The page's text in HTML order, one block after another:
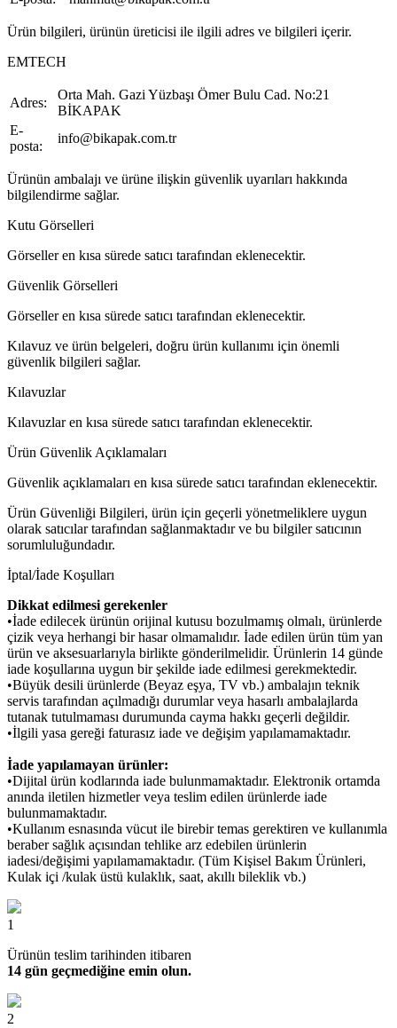
Ürün bilgileri, ürünün üreticisi ile ilgili adres ve bilgileri içerir.
EMTECH
Adres:
Orta Mah. Gazi Yüzbaşı Ömer Bulu Cad. No:21
BİKAPAK
E-
posta:
info@bikapak.com.tr
Ürünün ambalajı ve ürüne ilişkin güvenlik uyarıları hakkında
bilgilendirme sağlar.
Kutu Görselleri
Görseller en kısa sürede satıcı tarafından eklenecektir.
Güvenlik Görselleri
Görseller en kısa sürede satıcı tarafından eklenecektir.
Kılavuz ve ürün belgeleri, doğru ürün kullanımı için önemli
güvenlik bilgileri sağlar.
Kılavuzlar
Kılavuzlar en kısa sürede satıcı tarafından eklenecektir.
Ürün Güvenlik Açıklamaları
Güvenlik açıklamaları en kısa sürede satıcı tarafından eklenecektir.
Ürün Güvenliği Bilgileri, ürün için geçerli yönetmeliklere uygun
olarak satıcılar tarafından sağlanmaktadır ve bu bilgiler satıcının
sorumluluğundadır.
İptal/İade Koşulları
Dikkat edilmesi gerekenler
•İade edilecek ürünün orijinal kutusu bozulmamış olmalı, ürünlerde
çizik veya herhangi bir hasar olmamalıdır. İade edilen ürün tüm yan
ürün ve aksesuarlarıyla birlikte gönderilmelidir. Ürünlerin 14 günde
iade koşullarına uygun bir şekilde iade edilmesi gerekmektedir.
•Büyük desili ürünlerde (Beyaz eşya, TV vb.) ambalajın teknik
servis tarafından açılmadığı durumlar veya hasarlı ambalajlarda
tutanak tutulmaması durumunda cayma hakkı geçerli değildir.
•İlgili yasa gereği faturasız iade ve değişim yapılamamaktadır.
İade yapılamayan ürünler:
•Dijital ürün kodlarında iade bulunmamaktadır. Elektronik ortamda
anında iletilen hizmetler veya teslim edilen ürünlerde iade
bulunmamaktadır.
•Kullanım esnasında vücut ile birebir temas gerektiren ve kullanımla
beraber sağlık açısından tehlike arz edebilen ürünlerin
iadesi/değişimi yapılamamaktadır. (Tüm Kişisel Bakım Ürünleri,
Kulak içi /kulak üstü kulaklık, saat, akıllı bileklik vb.)
1
Ürünün teslim tarihinden itibaren
14 gün geçmediğine emin olun.
2